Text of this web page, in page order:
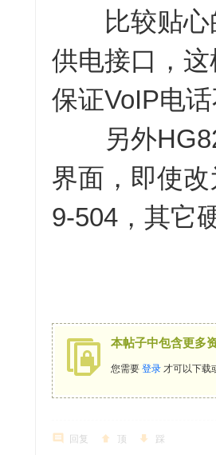
比较贴心的
供电接口，
保证VoIP电
另外
界面，即使
9-504，其它
本帖子中包含更多
您需要 登录 才可以下载
回复 顶 踩